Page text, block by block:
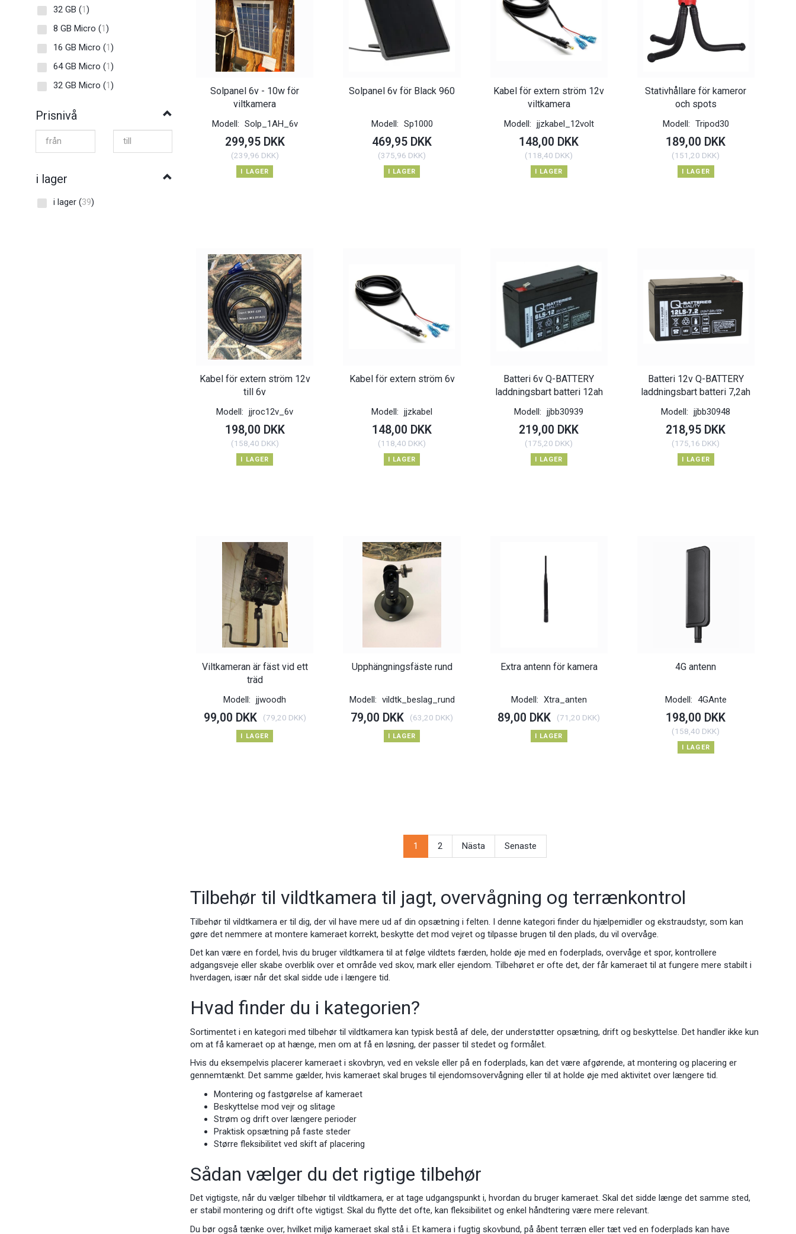
32 GB (1)
8 GB Micro (1)
16 GB Micro (1)
64 GB Micro (1)
32 GB Micro (1)
Prisnivå
i lager
i lager (39)
Solpanel 6v - 10w för
viltkamera
Modell: Solp_1AH_6v
299,95 DKK
(239,96 DKK)
I LAGER
Solpanel 6v för Black 960
Modell: Sp1000
469,95 DKK
(375,96 DKK)
I LAGER
Kabel för extern ström 12v
viltkamera
Modell: jjzkabel_12volt
148,00 DKK
(118,40 DKK)
I LAGER
Stativhållare för kameror
och spots
Modell: Tripod30
189,00 DKK
(151,20 DKK)
I LAGER
Kabel för extern ström 12v
till 6v
Modell: jjroc12v_6v
198,00 DKK
(158,40 DKK)
I LAGER
Kabel för extern ström 6v
Modell: jjzkabel
148,00 DKK
(118,40 DKK)
I LAGER
Batteri 6v Q-BATTERY
laddningsbart batteri 12ah
Modell: jjbb30939
219,00 DKK
(175,20 DKK)
I LAGER
Batteri 12v Q-BATTERY
laddningsbart batteri 7,2ah
Modell: jjbb30948
218,95 DKK
(175,16 DKK)
I LAGER
Viltkameran är fäst vid ett
träd
Modell: jjwoodh
99,00 DKK (79,20 DKK)
I LAGER
Upphängningsfäste rund
Modell: vildtk_beslag_rund
79,00 DKK (63,20 DKK)
I LAGER
Extra antenn för kamera
Modell: Xtra_anten
89,00 DKK (71,20 DKK)
I LAGER
4G antenn
Modell: 4GAnte
198,00 DKK
(158,40 DKK)
I LAGER
1 2 Nästa Senaste
Tilbehør til vildtkamera til jagt, overvågning og terrænkontrol
Tilbehør til vildtkamera er til dig, der vil have mere ud af din opsætning i felten. I denne kategori finder du hjælpemidler og ekstraudstyr, som kan
gøre det nemmere at montere kameraet korrekt, beskytte det mod vejret og tilpasse brugen til den plads, du vil overvåge.
Det kan være en fordel, hvis du bruger vildtkamera til at følge vildtets færden, holde øje med en foderplads, overvåge et spor, kontrollere
adgangsveje eller skabe overblik over et område ved skov, mark eller ejendom. Tilbehøret er ofte det, der får kameraet til at fungere mere stabilt i
hverdagen, især når det skal sidde ude i længere tid.
Hvad finder du i kategorien?
Sortimentet i en kategori med tilbehør til vildtkamera kan typisk bestå af dele, der understøtter opsætning, drift og beskyttelse. Det handler ikke kun
om at få kameraet op at hænge, men om at få en løsning, der passer til stedet og formålet.
Hvis du eksempelvis placerer kameraet i skovbryn, ved en veksle eller på en foderplads, kan det være afgørende, at montering og placering er
gennemtænkt. Det samme gælder, hvis kameraet skal bruges til ejendomsovervågning eller til at holde øje med aktivitet over længere tid.
Montering og fastgørelse af kameraet
Beskyttelse mod vejr og slitage
Strøm og drift over længere perioder
Praktisk opsætning på faste steder
Større fleksibilitet ved skift af placering
Sådan vælger du det rigtige tilbehør
Det vigtigste, når du vælger tilbehør til vildtkamera, er at tage udgangspunkt i, hvordan du bruger kameraet. Skal det sidde længe det samme sted,
er stabil montering og drift ofte vigtigst. Skal du flytte det ofte, kan fleksibilitet og enkel håndtering være mere relevant.
Du bør også tænke over, hvilket miljø kameraet skal stå i. Et kamera i fugtig skovbund, på åbent terræn eller tæt ved en foderplads kan have